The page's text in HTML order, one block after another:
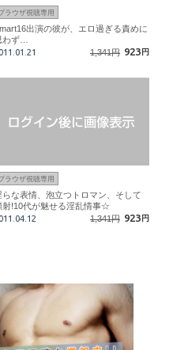
ラウザ視聴専用
出演の彼が、エロ過ぎる責めに
わず…
1,341円 923 円
ラウザ視聴専用
らな表情、泡立つトロマン、そして
射!10代が魅せる淫乱情事☆
1,341円 923 円